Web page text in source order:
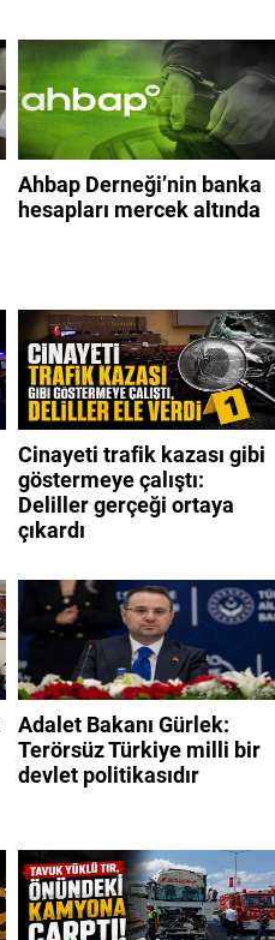
Ahbap Derneği’nin banka
hesapları mercek altında
Cinayeti trafik kazası gibi
göstermeye çalıştı:
Deliller gerçeği ortaya
çıkardı
Adalet Bakanı Gürlek:
Terörsüz Türkiye milli bir
devlet politikasıdır